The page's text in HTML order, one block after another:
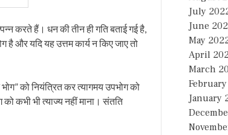
करते हैं। धन की तीन ही गति बताई गई है,
है और यदि यह उत्तम कार्य न किए जाए तो
को नियंत्रित कर त्यागमय उपभोग को
कभी भी त्याज्य नहीं माना। संतति
July
June
May
April
March
January